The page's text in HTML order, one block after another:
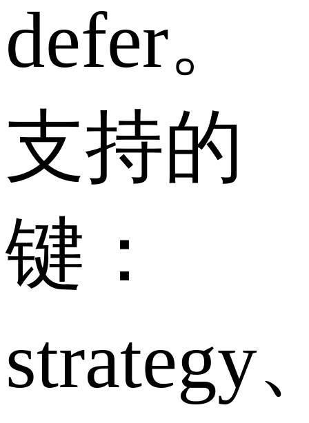
defer。
支持的
键：
strategy